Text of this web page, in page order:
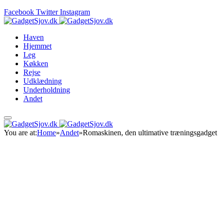
Facebook Twitter Instagram
Haven
Hjemmet
Leg
Køkken
Rejse
Udklædning
Underholdning
Andet
You are at:Home»Andet»Romaskinen, den ultimative træningsgadget